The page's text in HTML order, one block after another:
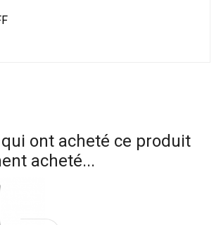
ont acheté ce produit
acheté...